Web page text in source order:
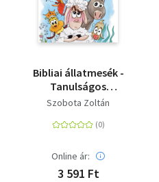
Bibliai állatmesék -
Tanulságos
történetek az egész
Szobota Zoltán
Online ár:
3 591 Ft